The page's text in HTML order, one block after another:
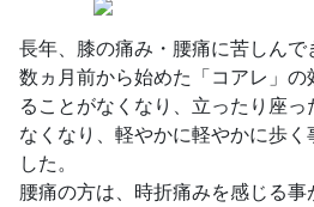
長年、膝の痛み・腰痛に苦しんで
数ヵ月前から始めた「コアレ」の
ることがなくなり、立ったり座
なくなり、軽やかに軽やかに歩く
した。
腰痛の方は、時折痛みを感じる